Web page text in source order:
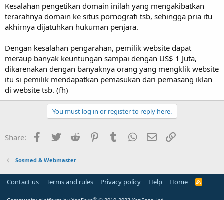
Kesalahan pengetikan domain inilah yang mengakibatkan
terarahnya domain ke situs pornografi tsb, sehingga pria itu
akhirnya dijatuhkan hukuman penjara.
Dengan kesalahan pengarahan, pemilik website dapat
meraup banyak keuntungan sampai dengan US$ 1 Juta,
dikarenakan dengan banyaknya orang yang mengklik website
itu si pemilik mendapatkan pemasukan dari pemasang iklan
di website tsb. (fh)
You must log in or register to reply here.
Share: Facebook
Twitter Reddit PinterestTumblr WhatsApp
Email
Sosmed & Webmaster
Contact us Terms and rules Privacy policy Help Home
R
®